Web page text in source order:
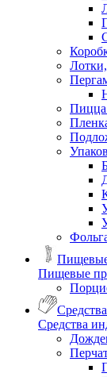
Пицца
Пищевые
Средства